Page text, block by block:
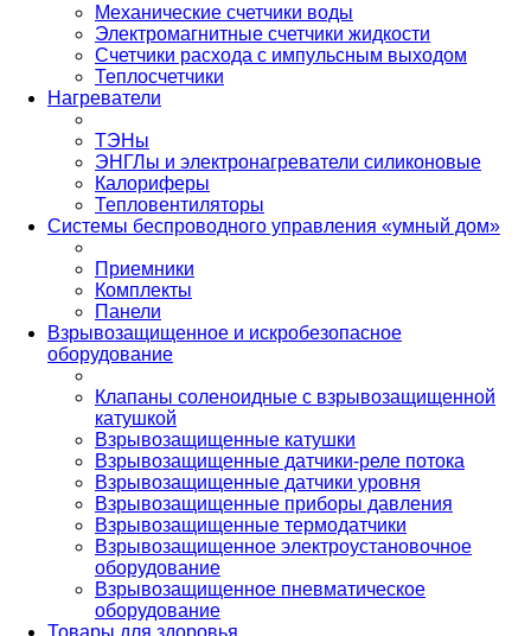
Механические счетчики воды
Электромагнитные счетчики жидкости
Счетчики расхода с импульсным выходом
Теплосчетчики
Нагреватели
ТЭНы
ЭНГЛы и электронагреватели силиконовые
Калориферы
Тепловентиляторы
Системы беспроводного управления «умный дом»
Приемники
Комплекты
Панели
Взрывозащищенное и искробезопасное
оборудование
Клапаны соленоидные с взрывозащищенной
катушкой
Взрывозащищенные катушки
Взрывозащищенные датчики-реле потока
Взрывозащищенные датчики уровня
Взрывозащищенные приборы давления
Взрывозащищенные термодатчики
Взрывозащищенное электроустановочное
оборудование
Взрывозащищенное пневматическое
оборудование
Товары для здоровья